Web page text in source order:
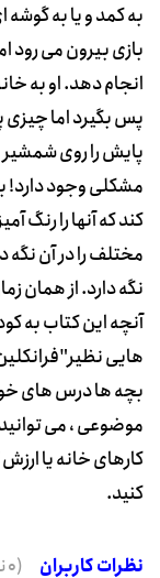
به کمد و یا به
بازی بیرون می رود
انجام دهد. او به
پس بگیرد اما چیزی
پایش را روی
مشکلی وجود دارد!
کند که آنها را رنگ
مختلف را در آن نگه
نگه دارد. از همان
آنچه این کتاب به
هایی
بچه ها درس های
موضوعی ، می
کارهای خانه یا
کنید.
نظرات کاربران (0 نظر)